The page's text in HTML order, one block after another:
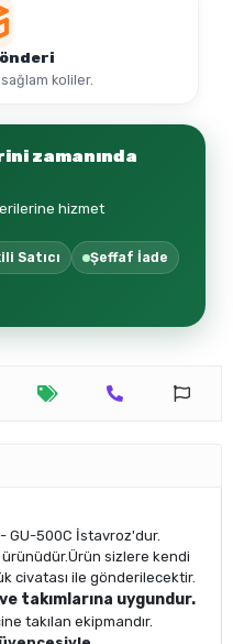
koliler.
zamanında
hizmet
Satıcı Şeffaf İade
GU-500C İstavroz'dur.
sizlere kendi
civatası ile gönderilecektir.
takımlarına uygundur.
takılan ekipmandır.